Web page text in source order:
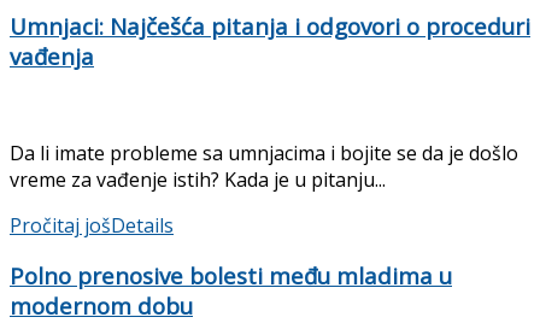
Umnjaci: Najčešća pitanja i odgovori o proceduri
vađenja
Da li imate probleme sa umnjacima i bojite se da je došlo
vreme za vađenje istih? Kada je u pitanju...
Pročitaj jošDetails
Polno prenosive bolesti među mladima u
modernom dobu